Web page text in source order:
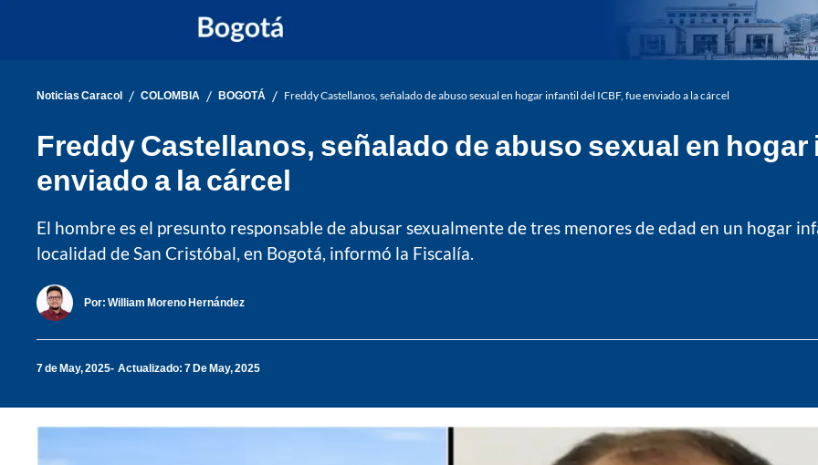
Noticias Caracol / COLOMBIA / BOGOTÁ / Freddy Castellanos, señalado de abuso sexual en hogar infantil del ICBF, fue enviado a la cárcel
Freddy Castellanos, señalado de abuso sexual en hogar
enviado a la cárcel
El hombre es el presunto responsable de abusar sexualmente de tres menores de edad en un hogar
localidad de San Cristóbal, en Bogotá, informó la Fiscalía.
Por: William Moreno Hernández
7 de May, 2025 Actualizado: 7 De May, 2025